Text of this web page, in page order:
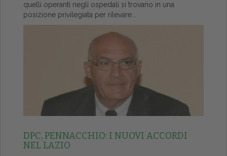
quelli operanti negli ospedali si trovano in una
posizione privilegiata per rilevare...
DPC, PENNACCHIO: I NUOVI ACCORDI
NEL LAZIO